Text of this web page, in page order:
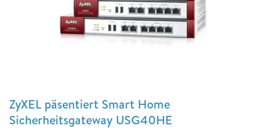
ZyXEL päsentiert Smart Home
Sicherheitsgateway USG40HE